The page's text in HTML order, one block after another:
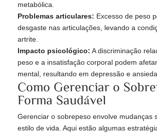
metabólica.
Problemas articulares: Excesso de peso
desgaste nas articulações, levando a
artrite.
Impacto psicológico: A discriminação
peso e a insatisfação corporal podem
mental, resultando em depressão e
Como Gerenciar o
Forma Saudável
Gerenciar o sobrepeso envolve mudanças
estilo de vida. Aqui estão algumas